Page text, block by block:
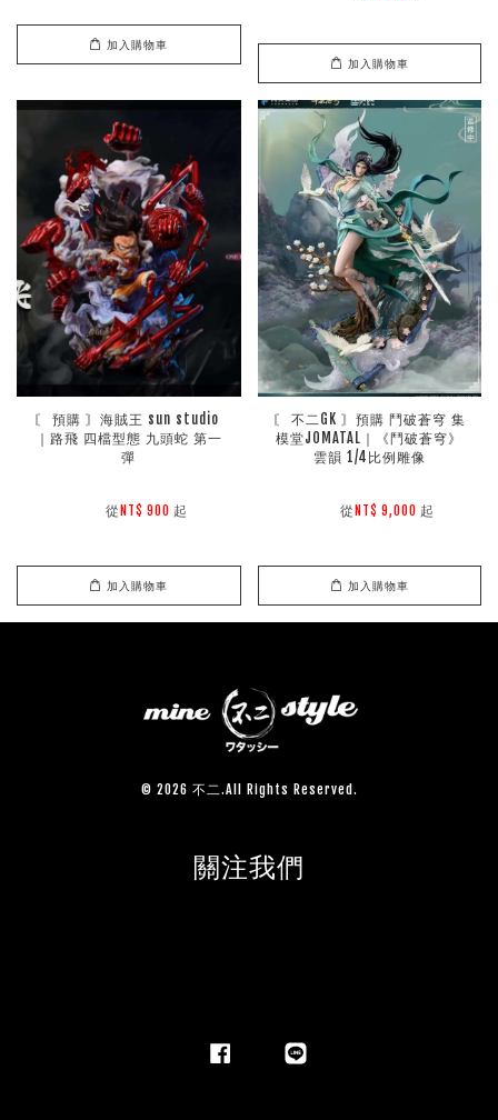
加入購物車
加入購物車
〘 預購 〙海賊王 sun studio
｜路飛 四檔型態 九頭蛇 第一
彈
        從
NT$ 900 起
加入購物車
〘 不二GK 〙預購 鬥破蒼穹 集
模堂JOMATAL｜《鬥破蒼穹》
雲韻 1/4比例雕像
        從
NT$ 9,000 起
加入購物車
© 2026 不二.All Rights Reserved.
關注我們